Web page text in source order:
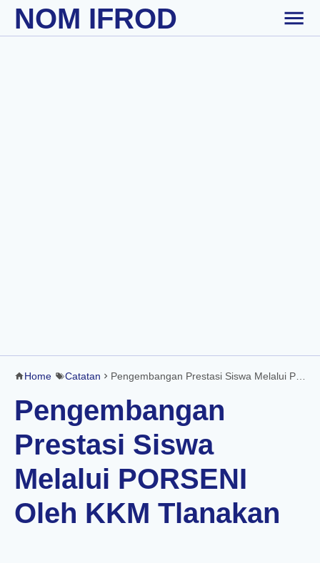
Skip to main content
NOM IFROD
Home Catatan Pengembangan Prestasi Siswa Melalui PORSENI Oleh KKM Tlanakan
Pengembangan
Prestasi Siswa
Melalui PORSENI
Oleh KKM Tlanakan